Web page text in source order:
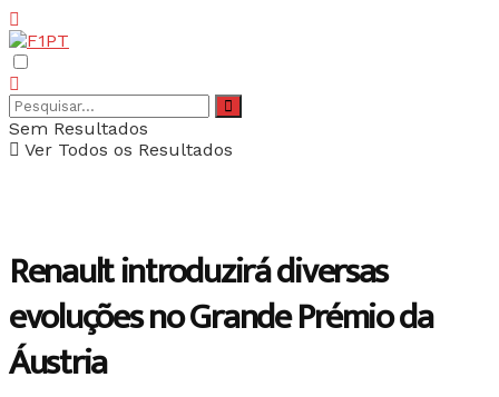
Sem Resultados
Ver Todos os Resultados
Renault introduzirá diversas
evoluções no Grande Prémio da
Áustria